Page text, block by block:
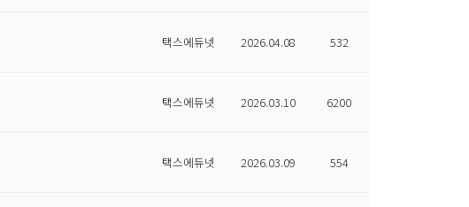
택스에듀넷 2026.04.08 532
택스에듀넷 2026.03.10 6200
택스에듀넷 2026.03.09 554